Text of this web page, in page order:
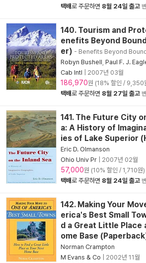
택배로 주문하면 8월 24일 출고
140. Tourism and
enefits Beyond
er) - Benefits Beyond
Robyn Bushell Paul F. J.
Cab Intl
2007년 03월
186,970원 (18% 할인 / 9,350
택배로 주문하면 8월 27일 출고
141. The Future City
a: A History of
ies of Lake Superior
Eric D. Olmanson
Ohio Univ Pr
2007년 02월
57,000원 (10% 할인 / 1,710원)
택배로 주문하면 8월 24일 출고
142. Making Your
erica's Best Small
d a Great Little Place
ome Base
Norman Crampton
M Evans & Co
2002년 11월